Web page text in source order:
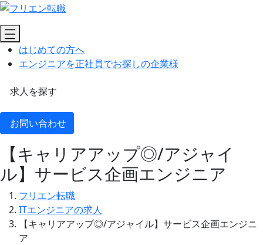
はじめての方へ
エンジニアを正社員でお探しの企業様
求人を探す
お問い合わせ
【キャリアアップ◎/アジャイ
ル】サービス企画エンジニア
フリエン転職
ITエンジニアの求人
【キャリアアップ◎/アジャイル】サービス企画エンジニ
ア